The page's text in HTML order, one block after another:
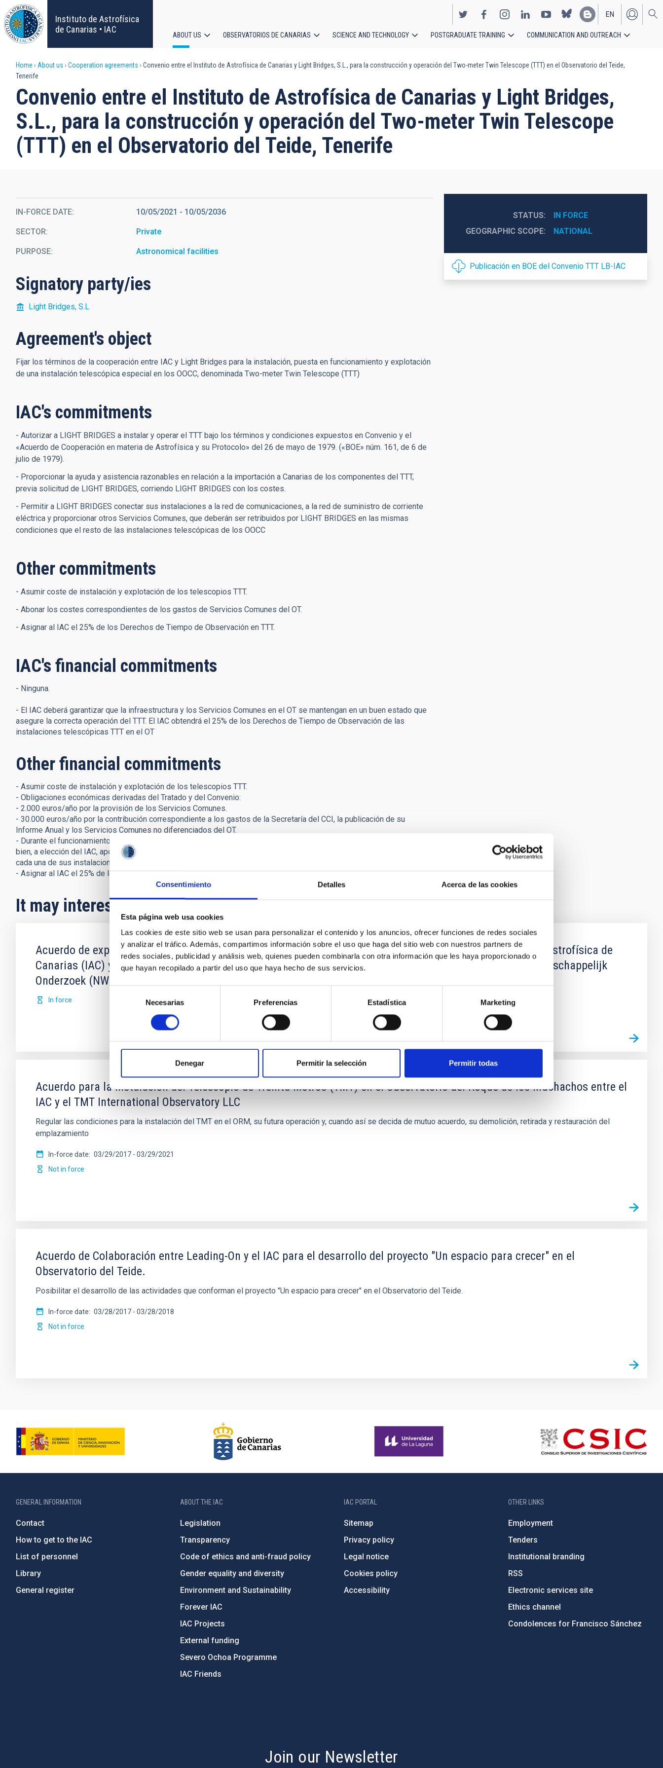
Consentimiento Detalles Acerca de las cookies
Esta página web usa cookies
Las cookies de este sitio web se usan para personalizar el contenido y los anuncios, ofrecer funciones de redes sociales
y analizar el tráfico. Además, compartimos información sobre el uso que haga del sitio web con nuestros partners de
redes sociales, publicidad y análisis web, quienes pueden combinarla con otra información que les haya proporcionado o
que hayan recopilado a partir del uso que haya hecho de sus servicios.
consentimiento
Necesarias Preferencias Estadística Marketing
Denegar Permitir la selección Permitir todas
Skip
to
main
content
Instituto de Astrofísica
de Canarias • IAC
EN
ES
Main
ABOUT US OBSERVATORIOS DE CANARIAS SCIENCE AND TECHNOLOGY POSTGRADUATE TRAINING COMMUNICATION AND OUTREACH
Breadcrumb
Home About us Cooperation agreements
Convenio entre el Instituto de Astrofísica de Canarias y Light Bridges, S.L., para la construcción y operación del Two-meter Twin Telescope (TTT) en el Observatorio del Teide,
Tenerife
Convenio entre el Instituto de Astrofísica de Canarias y Light Bridges,
S.L., para la construcción y operación del Two-meter Twin Telescope
(TTT) en el Observatorio del Teide, Tenerife
IN-FORCE DATE 10/05/2021 - 10/05/2036
SECTOR Private
PURPOSE Astronomical facilities
Signatory party/ies
Light Bridges, S.L
Agreement's object
Fijar los términos de la cooperación entre IAC y Light Bridges para la instalación, puesta en funcionamiento y explotación
de una instalación telescópica especial en los OOCC, denominada Two-meter Twin Telescope (TTT)
IAC's commitments
- Autorizar a LIGHT BRIDGES a instalar y operar el TTT bajo los términos y condiciones expuestos en Convenio y el
«Acuerdo de Cooperación en materia de Astrofísica y su Protocolo» del 26 de mayo de 1979. («BOE» núm. 161, de 6 de
julio de 1979).
- Proporcionar la ayuda y asistencia razonables en relación a la importación a Canarias de los componentes del TTT,
previa solicitud de LIGHT BRIDGES, corriendo LIGHT BRIDGES con los costes.
- Permitir a LIGHT BRIDGES conectar sus instalaciones a la red de comunicaciones, a la red de suministro de corriente
eléctrica y proporcionar otros Servicios Comunes, que deberán ser retribuidos por LIGHT BRIDGES en las mismas
condiciones que el resto de las instalaciones telescópicas de los OOCC
Other commitments
- Asumir coste de instalación y explotación de los telescopios TTT.
- Abonar los costes correspondientes de los gastos de Servicios Comunes del OT.
- Asignar al IAC el 25% de los Derechos de Tiempo de Observación en TTT.
IAC's financial commitments
- Ninguna.
- El IAC deberá garantizar que la infraestructura y los Servicios Comunes en el OT se mantengan en un buen estado que
asegure la correcta operación del TTT. El IAC obtendrá el 25% de los Derechos de Tiempo de Observación de las
instalaciones telescópicas TTT en el OT
Other financial commitments
- Asumir coste de instalación y explotación de los telescopios TTT.
- Obligaciones económicas derivadas del Tratado y del Convenio:
- 2.000 euros/año por la provisión de los Servicios Comunes.
- 30.000 euros/año por la contribución correspondiente a los gastos de la Secretaría del CCI, la publicación de su
Informe Anual y los Servicios Comunes no diferenciados del OT.
- Durante el funcionamiento de TTT, financiar un proyecto conjunto de investigación con el límite de 50.000 euros/año o
bien, a elección del IAC, aportar 5.000 euros/año por
cada una de sus instalaciones telescópicas en el Observatorio del Teide.
- Asignar al IAC el 25% de los Derechos de Tiempo de Observación en TTT
STATUS
IN FORCE
GEOGRAPHIC SCOPE
NATIONAL
Publicación en BOE del Convenio TTT LB-IAC
It may interest you
Acuerdo de explotación científica de los telescopios William Herschel e Isaac Newton entre el Instituto de Astrofísica de
Canarias (IAC) y Science and Technology Facilities Council (STFC) y la Nederlandese Organisatie voor Wetenschappelijk
Onderzoek (NWO)
In force
Acuerdo para la instalación del Telescopio de Treinta Metros (TMT) en el Observatorio del Roque de los Muchachos entre el
IAC y el TMT International Observatory LLC
Regular las condiciones para la instalación del TMT en el ORM, su futura operación y, cuando así se decida de mutuo acuerdo, su demolición, retirada y restauración del
emplazamiento
In-force date 03/29/2017 - 03/29/2021
Not in force
Acuerdo de Colaboración entre Leading-On y el IAC para el desarrollo del proyecto "Un espacio para crecer" en el
Observatorio del Teide.
Posibilitar el desarrollo de las actividades que conforman el proyecto "Un espacio para crecer" en el Observatorio del Teide.
In-force date 03/28/2017 - 03/28/2018
Not in force
GENERAL INFORMATION
Contact
How to get to the IAC
List of personnel
Library
General register
ABOUT THE IAC
Legislation
Transparency
Code of ethics and anti-fraud policy
Gender equality and diversity
Environment and Sustainability
Forever IAC
IAC Projects
External funding
Severo Ochoa Programme
IAC Friends
IAC PORTAL
Sitemap
Privacy policy
Legal notice
Cookies policy
Accessibility
OTHER LINKS
Employment
Tenders
Institutional branding
RSS
Electronic services site
Ethics channel
Condolences for Francisco Sánchez
Join our Newsletter